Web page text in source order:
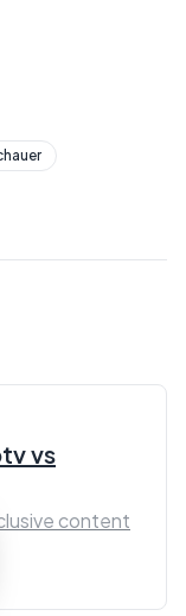
vs
content